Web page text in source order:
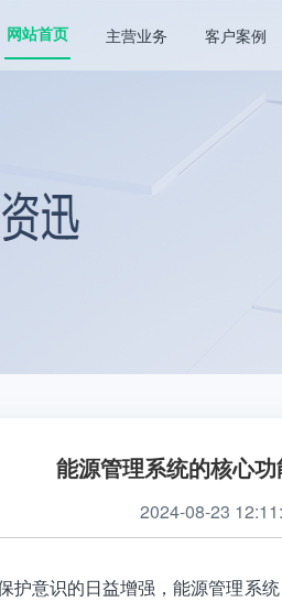
网站首页 主营业务 客户案例
能源管理系统的核心
2024-08-23
意识的日益增强，能源管理系